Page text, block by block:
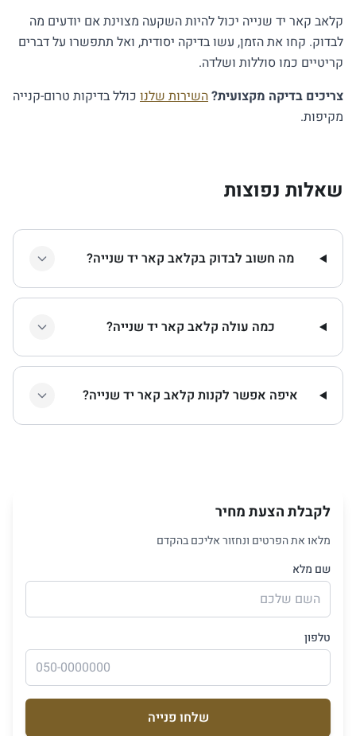
קלאב קאר יד שנייה יכול להיות השקעה מצוינת אם יודעים מה
לבדוק. קחו את הזמן, עשו בדיקה יסודית, ואל תתפשרו על דברים
קריטיים כמו סוללות ושלדה.
צריכים בדיקה מקצועית?השירות שלנו כולל בדיקות טרום-קנייה
מקיפות.
שאלות נפוצות
מה חשוב לבדוק בקלאב קאר יד שנייה?
כמה עולה קלאב קאר יד שנייה?
איפה אפשר לקנות קלאב קאר יד שנייה?
לקבלת הצעת מחיר
מלאו את הפרטים ונחזור אליכם בהקדם
שם מלא
טלפון
שלחו פנייה